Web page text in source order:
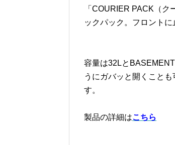
「COURIER PACK（
ックパック。フロントに
容量は32Lと
うにガバッと開くこと
す。
製品の詳細はこちら